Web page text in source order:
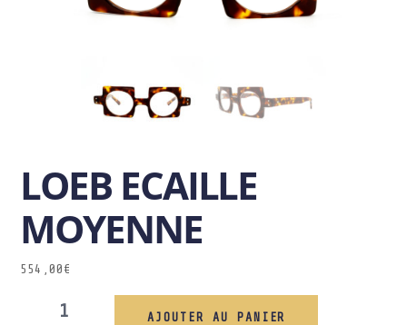
LOEB ECAILLE
MOYENNE
554,00 €
AJOUTER AU PANIER